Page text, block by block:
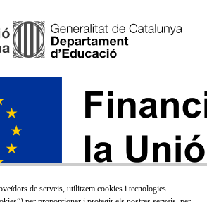
de serveis, utilitzem cookies i tecnologies